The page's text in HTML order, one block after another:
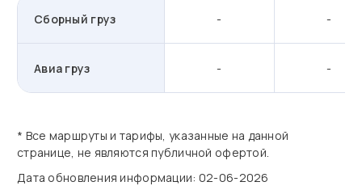
Сборный груз - -
Авиа груз - -
* Все маршруты и тарифы, указанные на данной
странице, не являются публичной офертой.
Дата обновления информации: 02-06-2026